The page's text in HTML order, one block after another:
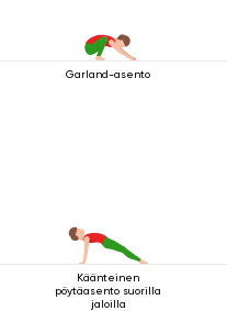
Garland-asento
Käänteinen
pöytäasento suorilla
jaloilla